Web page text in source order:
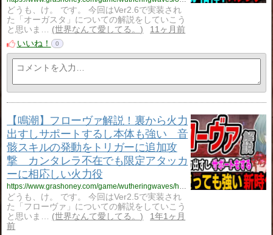
どうも、け。 です。 今回はVer2.6で実装され
た「オーガスタ」についての解説をしていこう
と思いま…
世界なんて愛してる。
11ヶ月前
いいね！
0
【鳴潮】フローヴァ解説！裏から火力
出すしサポートするし本体も強い 音
骸スキルの発動をトリガーに追加攻
撃 カンタレラ不在でも限定アタッカ
ーに相応しい火力役
どうも、け。 です。 今回はVer2.5で実装され
た「フローヴァ」についての解説をしていこう
と思いま…
世界なんて愛してる。
1年1ヶ月
前